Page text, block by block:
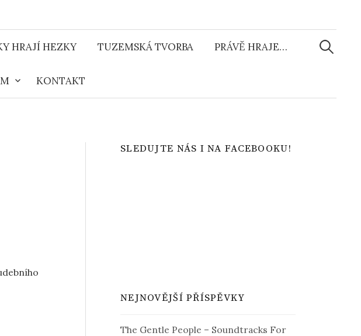
HRAJÍ HEZKY TUZEMSKÁ TVORBA PRÁVĚ HRAJE…
KONTAKT
SLEDUJTE NÁS I NA FACEBOOKU!
NEJNOVĚJŠÍ PŘÍSPĚVKY
The Gentle People – Soundtracks For